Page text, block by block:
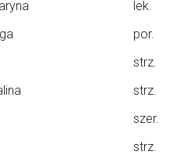
lek.
por.
strz.
strz.
szer.
strz.